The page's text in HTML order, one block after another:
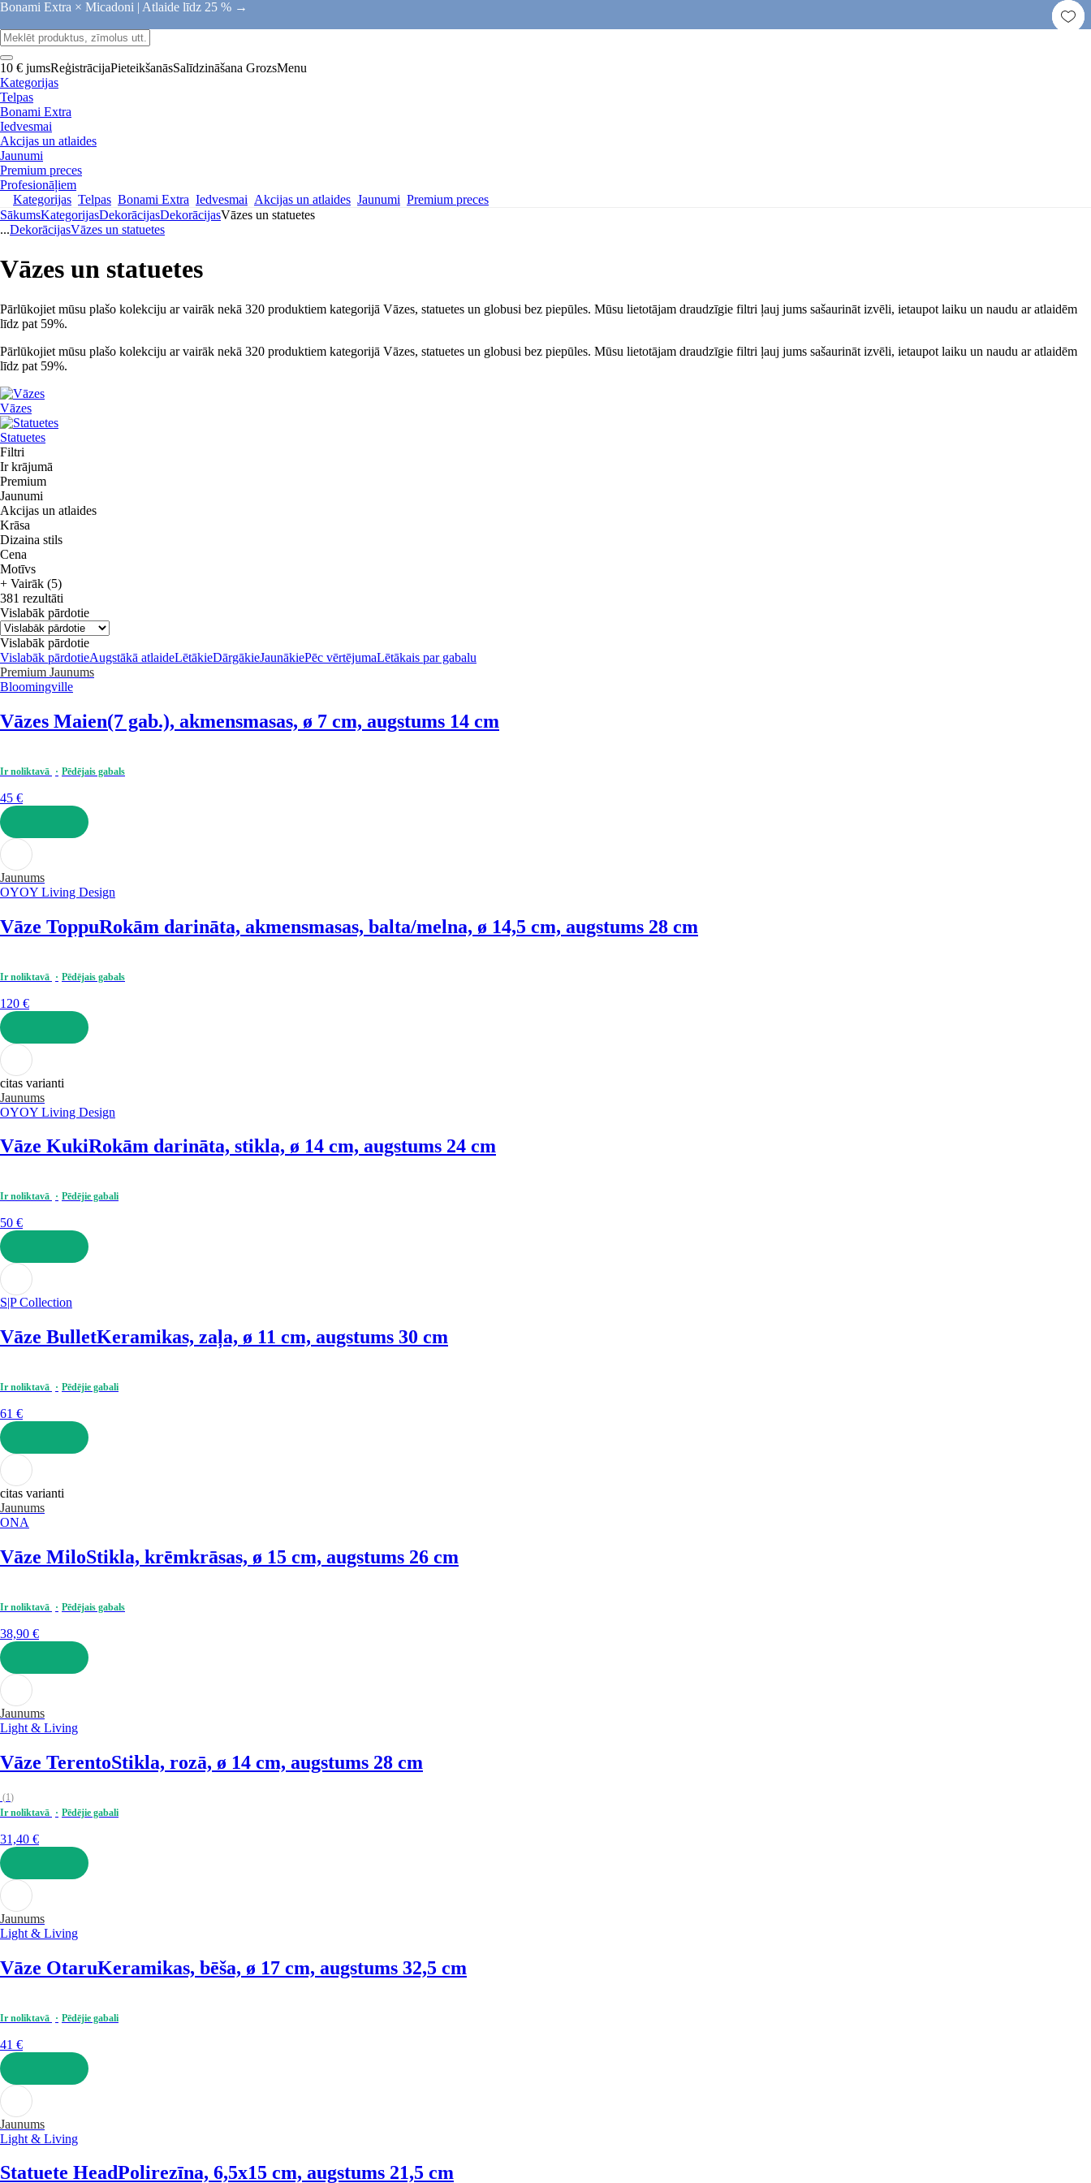
Bonami Extra × Micadoni | Atlaide līdz 25 % →
10 € jumsReģistrācijaPieteikšanāsSalīdzināšana GrozsMenu
Kategorijas
Telpas
Bonami Extra
Iedvesmai
Akcijas un atlaides
Jaunumi
Premium preces
Profesionāļiem
Kategorijas Telpas Bonami Extra Iedvesmai Akcijas un atlaides Jaunumi Premium preces
SākumsKategorijasDekorācijasDekorācijasVāzes un statuetes
...DekorācijasVāzes un statuetes
Vāzes un statuetes
Pārlūkojiet mūsu plašo kolekciju ar vairāk nekā 320 produktiem kategorijā Vāzes, statuetes un globusi bez piepūles. Mūsu lietotājam draudzīgie filtri ļauj jums sašaurināt izvēli, ietaupot laiku un naudu ar atlaidēm
līdz pat 59%.
Pārlūkojiet mūsu plašo kolekciju ar vairāk nekā 320 produktiem kategorijā Vāzes, statuetes un globusi bez piepūles. Mūsu lietotājam draudzīgie filtri ļauj jums sašaurināt izvēli, ietaupot laiku un naudu ar atlaidēm
līdz pat 59%.
Vāzes
Statuetes
Filtri
Ir krājumā
Premium
Jaunumi
Akcijas un atlaides
Krāsa
Dizaina stils
Cena
Motīvs
+ Vairāk (5)
381 rezultāti
Vislabāk pārdotie
Vislabāk pārdotie
Vislabāk pārdotieAugstākā atlaideLētākieDārgākieJaunākiePēc vērtējumaLētākais par gabalu
Premium Jaunums
Bloomingville
Vāzes Maien(7 gab.), akmensmasas, ø 7 cm, augstums 14 cm
Ir noliktavā Pēdējais gabals
45 €
LIKT GROZĀ
Jaunums
OYOY Living Design
Vāze ToppuRokām darināta, akmensmasas, balta/melna, ø 14,5 cm, augstums 28 cm
Ir noliktavā Pēdējais gabals
120 €
LIKT GROZĀ
citas varianti
Jaunums
OYOY Living Design
Vāze KukiRokām darināta, stikla, ø 14 cm, augstums 24 cm
Ir noliktavā Pēdējie gabali
50 €
LIKT GROZĀ
S|P Collection
Vāze BulletKeramikas, zaļa, ø 11 cm, augstums 30 cm
Ir noliktavā Pēdējie gabali
61 €
LIKT GROZĀ
citas varianti
Jaunums
ONA
Vāze MiloStikla, krēmkrāsas, ø 15 cm, augstums 26 cm
Ir noliktavā Pēdējais gabals
38,90 €
LIKT GROZĀ
Jaunums
Light & Living
Vāze TerentoStikla, rozā, ø 14 cm, augstums 28 cm
(1)
Ir noliktavā
Pēdējie gabali
31,40 €
LIKT GROZĀ
Jaunums
Light & Living
Vāze OtaruKeramikas, bēša, ø 17 cm, augstums 32,5 cm
Ir noliktavā Pēdējie gabali
41 €
LIKT GROZĀ
Jaunums
Light & Living
Statuete HeadPolirezīna, 6,5x15 cm, augstums 21,5 cm